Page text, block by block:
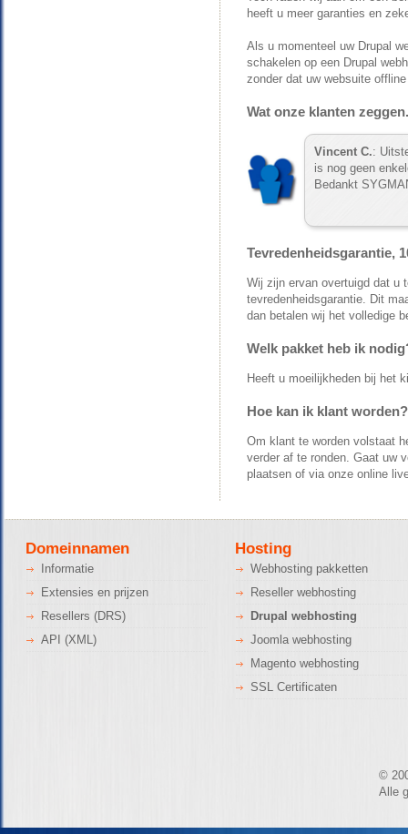
heeft u meer garanties en
Als u momenteel uw Drupal
schakelen op een Drupal
zonder dat uw websuite
Wat onze klanten
Vincent C.:
is nog geen
Bedankt
Tevredenheidsgarantie,
Wij zijn ervan overtuigd dat u
tevredenheidsgarantie. Dit
dan betalen wij het volledige
Welk pakket heb ik
Heeft u moeilijkheden bij het
Hoe kan ik klant worden?
Om klant te worden volstaat
verder af te ronden. Gaat uw
plaatsen of via onze online
Domeinnamen
Informatie
Extensies en prijzen
Resellers (DRS)
API (XML)
Hosting
Webhosting pakketten
Reseller webhosting
Drupal webhosting
Joomla webhosting
Magento webhosting
SSL Certificaten
©
Alle